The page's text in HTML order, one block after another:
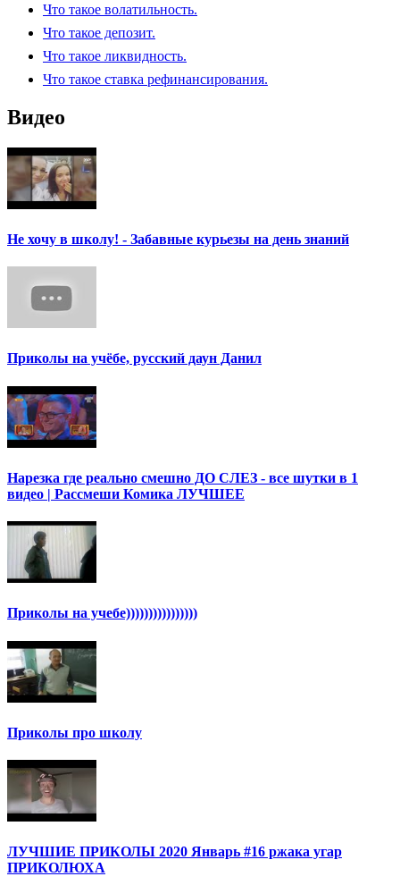
Что такое волатильность.
Что такое депозит.
Что такое ликвидность.
Что такое ставка рефинансирования.
Видео
Не хочу в школу! - Забавные курьезы на день знаний
Приколы на учёбе, русский даун Данил
Нарезка где реально смешно ДО СЛЕЗ - все шутки в 1
видео | Рассмеши Комика ЛУЧШЕЕ
Приколы на учебе))))))))))))))))
Приколы про школу
ЛУЧШИЕ ПРИКОЛЫ 2020 Январь #16 ржака угар
ПРИКОЛЮХА